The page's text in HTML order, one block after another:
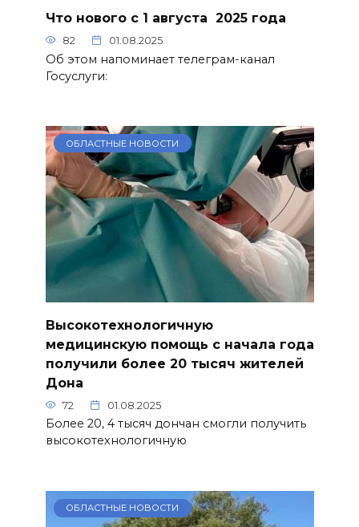
Что нового с 1 августа 2025 года
82 01.08.2025
Об этом напоминает телеграм-канал
Госуслуги:
ОБЛАСТНЫЕ НОВОСТИ
Высокотехнологичную
медицинскую помощь с начала года
получили более 20 тысяч жителей
Дона
72 01.08.2025
Более 20, 4 тысяч дончан смогли получить
высокотехнологичную
ОБЛАСТНЫЕ НОВОСТИ